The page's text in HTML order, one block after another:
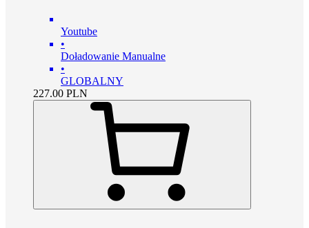
Youtube
•
Doładowanie Manualne
•
GLOBALNY
227.00 PLN